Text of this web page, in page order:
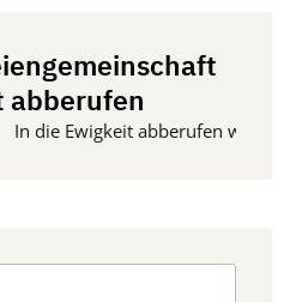
abberufen
In die Ewigkeit abberufen wurden